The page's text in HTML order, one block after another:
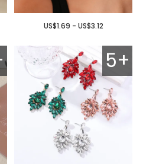
US$1.69 - US$3.12
5+